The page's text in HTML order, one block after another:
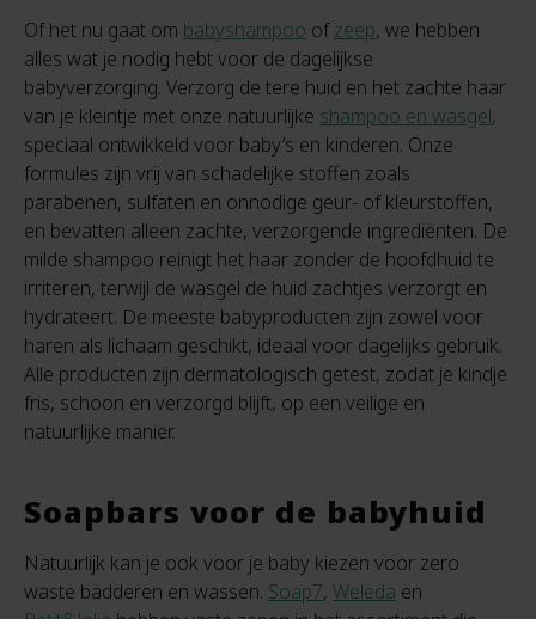
Of het nu gaat om babyshampoo ofzeep, we hebben
alles wat je nodig hebt voor de dagelijkse
babyverzorging. Verzorg de tere huid en het zachte haar
van je kleintje met onze natuurlijke shampoo en wasgel,
speciaal ontwikkeld voor baby’s en kinderen. Onze
formules zijn vrij van schadelijke stoffen zoals
parabenen, sulfaten en onnodige geur- of kleurstoffen,
en bevatten alleen zachte, verzorgende ingrediënten. De
milde shampoo reinigt het haar zonder de hoofdhuid te
irriteren, terwijl de wasgel de huid zachtjes verzorgt en
hydrateert. De meeste babyproducten zijn zowel voor
haren als lichaam geschikt, ideaal voor dagelijks gebruik.
Alle producten zijn dermatologisch getest, zodat je kindje
fris, schoon en verzorgd blijft, op een veilige en
natuurlijke manier.
Soapbars voor de babyhuid
Natuurlijk kan je ook voor je baby kiezen voor zero
waste badderen en wassen. Soap7, Weleda en